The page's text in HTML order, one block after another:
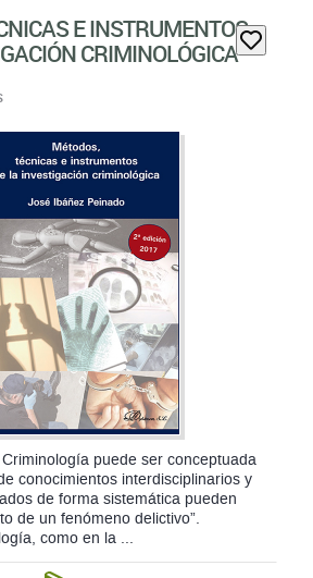
E INSTRUMENTOS
CRIMINOLÓGICA
conocimientos interdisciplinarios y
de forma sistemática pueden
de un fenómeno delictivo”.
como en la ...